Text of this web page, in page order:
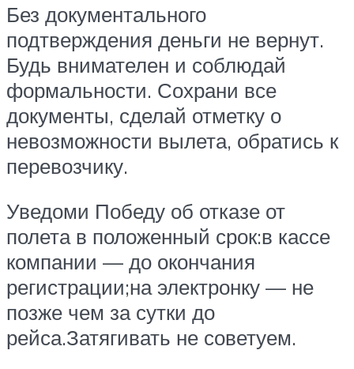
Без документального
подтверждения деньги не вернут.
Будь внимателен и соблюдай
формальности. Сохрани все
документы, сделай отметку о
невозможности вылета, обратись к
перевозчику.
Уведоми Победу об отказе от
полета в положенный срок:в кассе
компании — до окончания
регистрации;на электронку — не
позже чем за сутки до
рейса.Затягивать не советуем.